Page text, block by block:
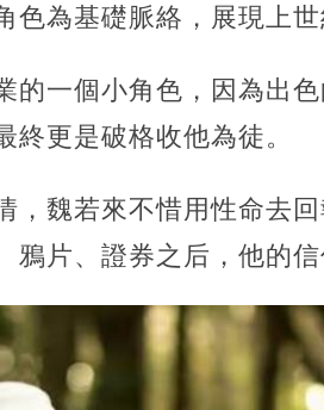
色為基礎脈絡，展現上
的一個小角色，因為出
終更是破格收他為徒。
，魏若來不惜用性命去
鴉片、證券之后，他的信